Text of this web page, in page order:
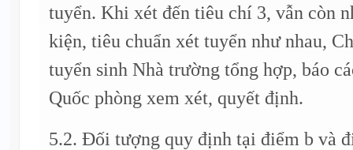
tuyển. Khi xét đến tiêu chí 3, vẫn còn
kiện, tiêu chuẩn xét tuyển như nhau,
tuyển sinh Nhà trường tổng hợp, báo
Quốc phòng xem xét, quyết định.
5.2. Đối tượng quy định tại điểm b và